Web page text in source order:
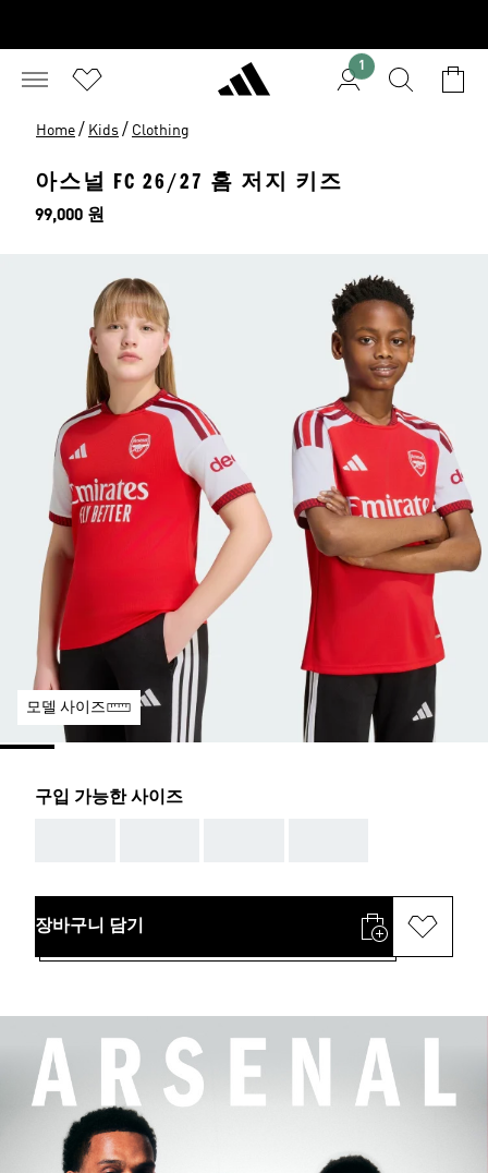
1
Home / Kids / Clothing
아스널 FC 26/27 홈 저지 키즈
가격
99,000 원
모델 사이즈
구입 가능한 사이즈
장바구니 담기